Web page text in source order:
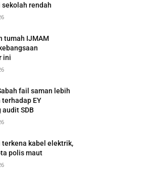
sekolah rendah
tumah IJMAM
ini
fail saman lebih
terhadap EY
audit SDB
terkena kabel elektrik,
polis maut